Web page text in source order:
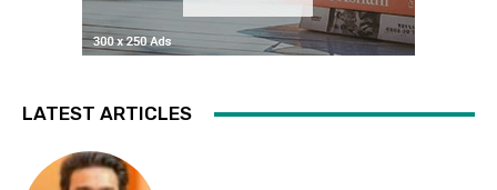
LATEST ARTICLES